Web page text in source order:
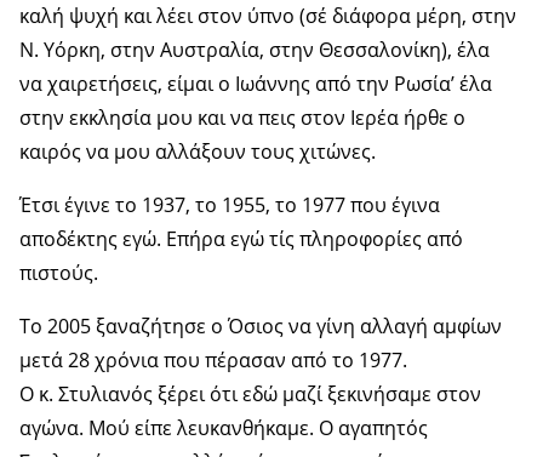
καλή ψυχή και λέει στον ύπνο (σέ διάφορα μέρη, στην
Ν. Υόρκη, στην Αυστραλία, στην Θεσσαλονίκη), έλα
να χαιρετήσεις, είμαι ο Ιωάννης από την Ρωσία’ έλα
στην εκκλησία μου και να πεις στον Ιερέα ήρθε ο
καιρός να μου αλλάξουν τους χιτώνες.
Έτσι έγινε το 1937, το 1955, το 1977 που έγινα
αποδέκτης εγώ. Επήρα εγώ τίς πληροφορίες από
πιστούς.
Το 2005 ξαναζήτησε ο Όσιος να γίνη αλλαγή αμφίων
μετά 28 χρόνια που πέρασαν από το 1977.
Ο κ. Στυλιανός ξέρει ότι εδώ μαζί ξεκινήσαμε στον
αγώνα. Μού είπε λευκανθήκαμε. Ο αγαπητός